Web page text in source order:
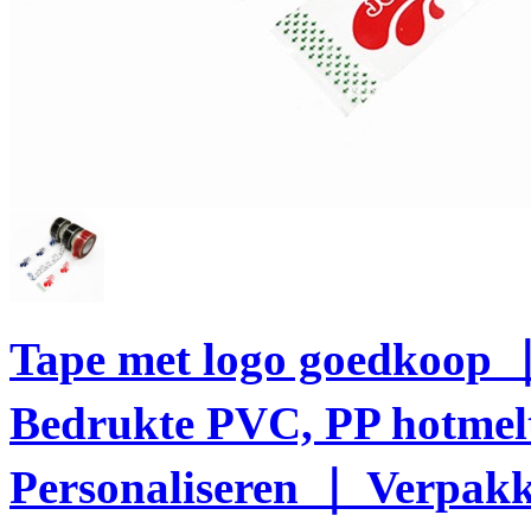
Tape met logo goedkoop
Bedrukte PVC, PP
Personaliseren ｜